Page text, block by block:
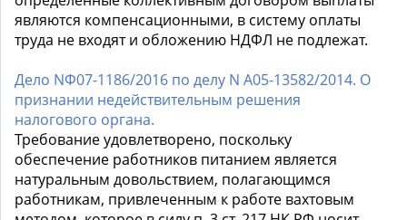
являются компенсационными, в систему оплаты
труда не входят и обложению НДФЛ не подлежат.
Дело NФ07-1186/2016 по делу N А05-13582/2014. О
признании недействительным решения
налогового органа.
Требование удовлетворено, поскольку
обеспечение работников питанием является
натуральным довольствием, полагающимся
работникам, привлеченным к работе вахтовым